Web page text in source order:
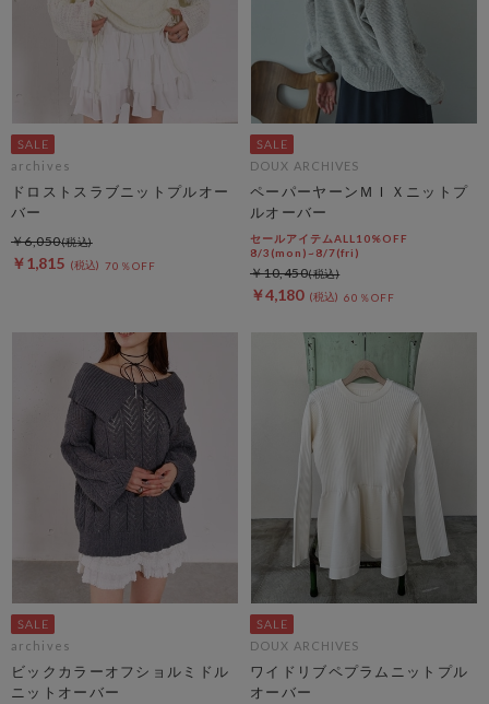
archives
ドロストスラブニットプルオー
バー
￥1,815 70％OFF
￥6,050
DOUX ARCHIVES
ペーパーヤーンＭＩＸニットプ
ルオーバー
セールアイテムALL10%OFF
8/3(mon)~8/7(fri)
￥4,180 60％OFF
￥10,450
archives
ビックカラーオフショルミドル
ニットオーバー
DOUX ARCHIVES
ワイドリブペプラムニットプル
オーバー